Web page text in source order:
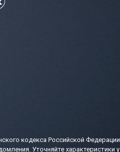
кодекса Российской Федерации.
Уточняйте характеристики у